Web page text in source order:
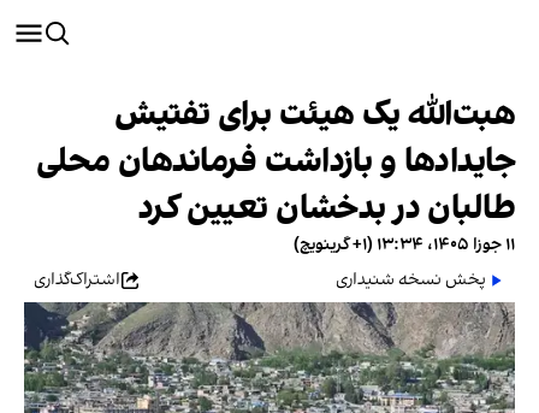
هبت‌الله یک هیئت برای تفتیش
جایدادها و بازداشت فرماندهان محلی
طالبان در بدخشان تعیین کرد
۱۱ جوزا ۱۴۰۵، ۱۳:۳۴ (‎+۱ گرینویچ)
پخش نسخه شنیداری
اشتراک‌گذاری